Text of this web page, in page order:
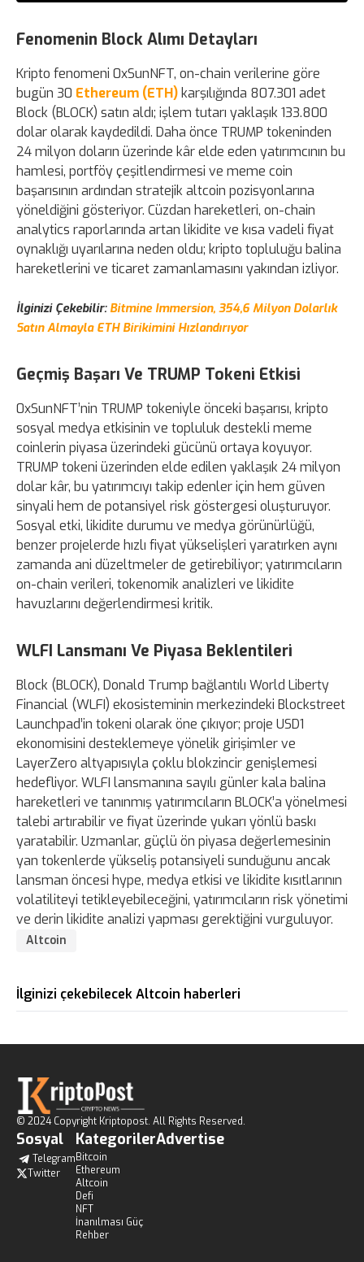
Fenomenin Block Alımı Detayları
Kripto fenomeni 0xSunNFT, on-chain verilerine göre
bugün 30 Ethereum (ETH)karşılığında 807.301 adet
Block (BLOCK) satın aldı; işlem tutarı yaklaşık 133.800
dolar olarak kaydedildi. Daha önce TRUMP tokeninden
24 milyon doların üzerinde kâr elde eden yatırımcının bu
hamlesi, portföy çeşitlendirmesi ve meme coin
başarısının ardından stratejik altcoin pozisyonlarına
yöneldiğini gösteriyor. Cüzdan hareketleri, on-chain
analytics raporlarında artan likidite ve kısa vadeli fiyat
oynaklığı uyarılarına neden oldu; kripto topluluğu balina
hareketlerini ve ticaret zamanlamasını yakından izliyor.
İlginizi Çekebilir: Bitmine Immersion, 354,6 Milyon Dolarlık
Satın Almayla ETH Birikimini Hızlandırıyor
Geçmiş Başarı Ve TRUMP Tokeni Etkisi
0xSunNFT’nin TRUMP tokeniyle önceki başarısı, kripto
sosyal medya etkisinin ve topluluk destekli meme
coinlerin piyasa üzerindeki gücünü ortaya koyuyor.
TRUMP tokeni üzerinden elde edilen yaklaşık 24 milyon
dolar kâr, bu yatırımcıyı takip edenler için hem güven
sinyali hem de potansiyel risk göstergesi oluşturuyor.
Sosyal etki, likidite durumu ve medya görünürlüğü,
benzer projelerde hızlı fiyat yükselişleri yaratırken aynı
zamanda ani düzeltmeler de getirebiliyor; yatırımcıların
on-chain verileri, tokenomik analizleri ve likidite
havuzlarını değerlendirmesi kritik.
WLFI Lansmanı Ve Piyasa Beklentileri
Block (BLOCK), Donald Trump bağlantılı World Liberty
Financial (WLFI) ekosisteminin merkezindeki Blockstreet
Launchpad’in tokeni olarak öne çıkıyor; proje USD1
ekonomisini desteklemeye yönelik girişimler ve
LayerZero altyapısıyla çoklu blokzincir genişlemesi
hedefliyor. WLFI lansmanına sayılı günler kala balina
hareketleri ve tanınmış yatırımcıların BLOCK’a yönelmesi
talebi artırabilir ve fiyat üzerinde yukarı yönlü baskı
yaratabilir. Uzmanlar, güçlü ön piyasa değerlemesinin
yan tokenlerde yükseliş potansiyeli sunduğunu ancak
lansman öncesi hype, medya etkisi ve likidite kısıtlarının
volatiliteyi tetikleyebileceğini, yatırımcıların risk yönetimi
ve derin likidite analizi yapması gerektiğini vurguluyor.
Altcoin
İlginizi çekebilecek Altcoin haberleri
© 2024 Copyright Kriptopost. All Rights Reserved.
Sosyal
Telegram
Twitter
Kategoriler
Bitcoin
Ethereum
Altcoin
Defi
NFT
İnanılması Güç
Rehber
Advertise